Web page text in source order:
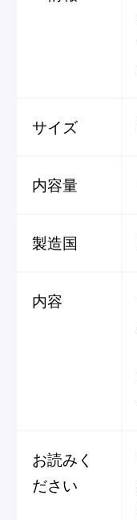
サイズ
内容量
製造国
内容
お読みく
ださい